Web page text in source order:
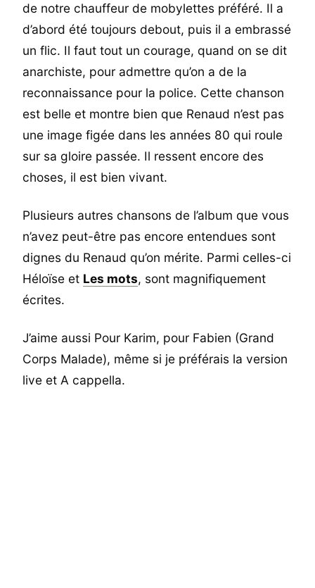
de notre chauffeur de mobylettes préféré. Il a
d’abord été toujours debout, puis il a embrassé
un flic. Il faut tout un courage, quand on se dit
anarchiste, pour admettre qu’on a de la
reconnaissance pour la police. Cette chanson
est belle et montre bien que Renaud n’est pas
une image figée dans les années 80 qui roule
sur sa gloire passée. Il ressent encore des
choses, il est bien vivant.
Plusieurs autres chansons de l’album que vous
n’avez peut-être pas encore entendues sont
dignes du Renaud qu’on mérite. Parmi celles-ci
Héloïse et Les mots, sont magnifiquement
écrites.
J’aime aussi Pour Karim, pour Fabien (Grand
Corps Malade), même si je préférais la version
live et A cappella.